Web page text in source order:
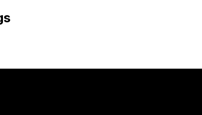
c
e
o
p